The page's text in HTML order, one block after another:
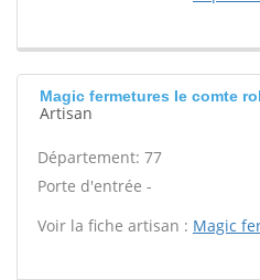
Magic fermetures Ie comte
Artisan
Département: 77
Porte d'entrée -
Voir la fiche artisan : Magic